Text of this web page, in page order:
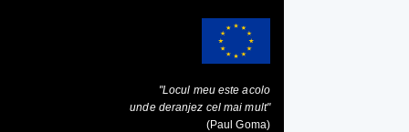
"Locul meu este acolo
unde deranjez cel mai mult"
(Paul Goma)